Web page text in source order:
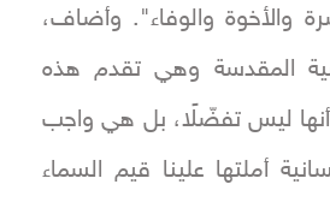
والأخوة والوفاء". وأضاف،
المقدسة وهي تقدم هذه
ليس تفضّلًا، بل هي واجب
أملتها علينا قيم السماء